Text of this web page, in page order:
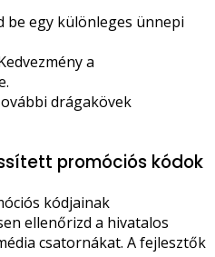
be egy különleges ünnepi
a
drágakövek
promóciós kódok
kódjainak
ellenőrizd a hivatalos
csatornákat. A fejlesztők